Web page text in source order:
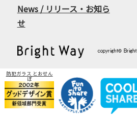
News / リリース・お知ら
せ
防犯ガラス とおせん
ぼ